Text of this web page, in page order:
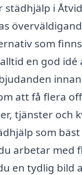
städhjälp i
som
en god
att få flera
tjänster och
som
arbetar med
en tydlig bild